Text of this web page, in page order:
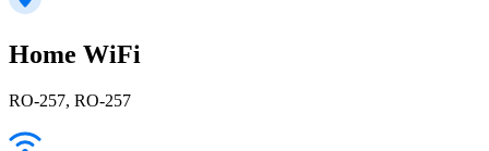
Home WiFi
RO-257, RO-257